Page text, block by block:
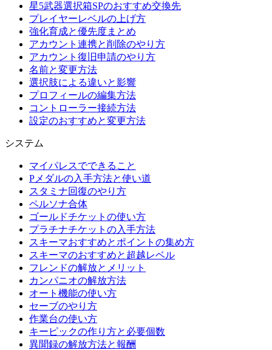
星5武器選択箱SPのおすすめ交換先
プレイヤーレベルの上げ方
強化育成と優先度まとめ
アカウント連携と削除のやり方
アカウント復旧申請のやり方
名前と変更方法
選択肢による違いと影響
プロフィールの編集方法
コントローラー接続方法
設定のおすすめと変更方法
システム
マイパレスでできること
Pメダルの入手方法と使い道
スタミナ回復のやり方
ペルソナ合体
ゴールドチケットの使い方
プラチナチケットの入手方法
スキーマおすすめとポイントの集め方
スキーマのおすすめと超越レベル
フレンドの解放とメリット
カンパニオの解放方法
オート機能の使い方
セーブのやり方
作業台の使い方
キーピックの作り方と必要個数
異聞録の解放方法と報酬